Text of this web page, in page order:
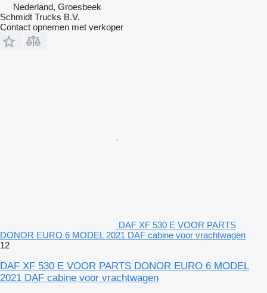
Nederland, Groesbeek
Schmidt Trucks B.V.
Contact opnemen met verkoper
DAF XF 530 E VOOR PARTS
DONOR EURO 6 MODEL 2021 DAF cabine voor vrachtwagen
12
DAF XF 530 E VOOR PARTS DONOR EURO 6 MODEL
2021 DAF cabine voor vrachtwagen